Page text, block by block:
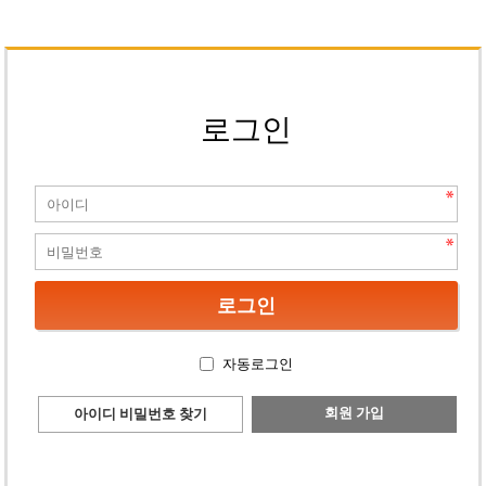
로그인
자동로그인
아이디 비밀번호 찾기 회원 가입